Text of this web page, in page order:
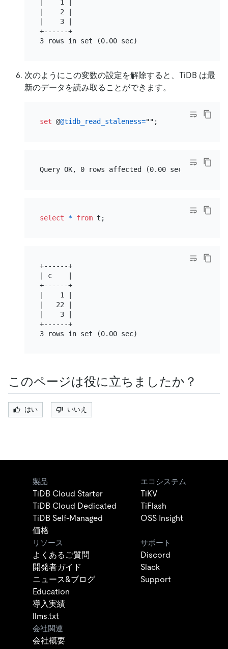
|    1 |
|    2 |
|    3 |
+------+
次のようにこの変数の設定を解除すると、TiDB は最
新のデータを読み取ることができます。
set @@tidb_read_staleness=
select * from
+------+
| c    |
+------+
|    1 |
|   22 |
|    3 |
+------+
このページは役に立ちましたか？
はい いいえ
製品
TiDB Cloud Starter
TiDB Cloud Dedicated
TiDB Self-Managed
価格
エコシステム
TiKV
TiFlash
OSS Insight
リソース
よくあるご質問
開発者ガイド
ニュース&ブログ
Education
導入実績
llms.txt
サポート
Discord
Slack
Support
会社関連
会社概要